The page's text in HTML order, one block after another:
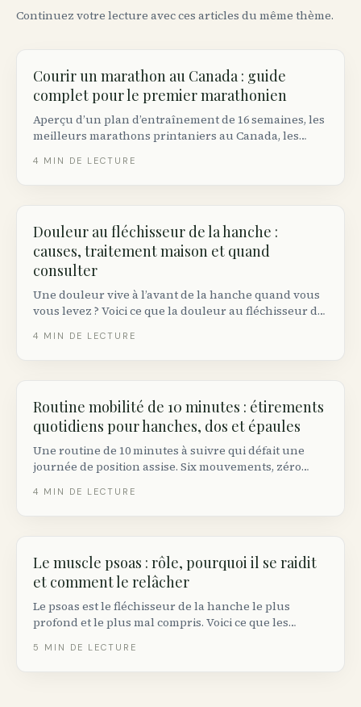
Continuez votre lecture avec ces articles du même thème.
Courir un marathon au Canada : guide
complet pour le premier marathonien
Aperçu d’un plan d’entraînement de 16 semaines, les
meilleurs marathons printaniers au Canada, les
trouver votre groupe — le tout pour les premiers
4 MIN DE LECTURE
Douleur au fléchisseur de la hanche :
causes, traitement maison et quand
consulter
Une douleur vive à l’avant de la hanche quand vous
vous levez ? Voici ce que la douleur au fléchisseur de
qui fonctionnent et les signaux d’alarme.
4 MIN DE LECTURE
Routine mobilité de 10 minutes : étirements
quotidiens pour hanches, dos et épaules
Une routine de 10 minutes à suivre qui défait une
journée de position assise. Six mouvements, zéro
chambre d’hôtel n’importe où au Canada.
4 MIN DE LECTURE
Le muscle psoas : rôle, pourquoi il se raidit
et comment le relâcher
Le psoas est le fléchisseur de la hanche le plus
profond et le plus mal compris. Voici ce que les
raidit chez les travailleurs de bureau et comment le
5 MIN DE LECTURE